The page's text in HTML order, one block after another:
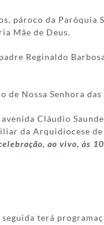
pároco da Paróquia
Mãe de Deus.
Reginaldo
Nossa Senhora
Cláudio
da Arquidiocese
ao vivo, às
terá